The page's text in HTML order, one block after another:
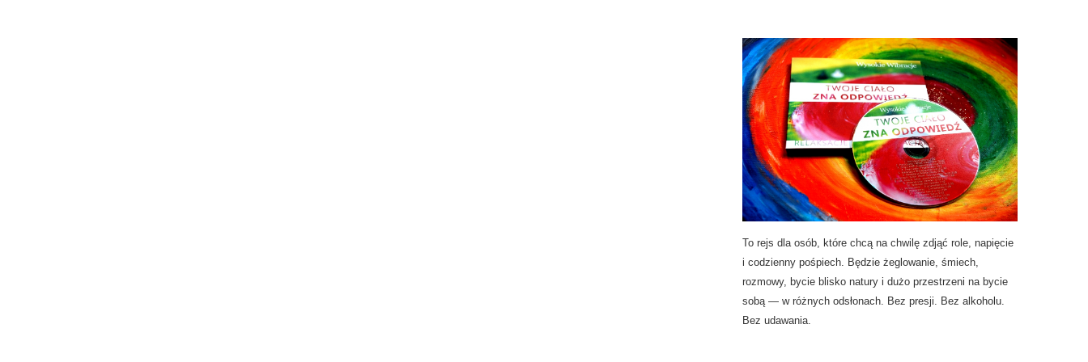
To rejs dla osób, które chcą na chwilę zdjąć role, napięcie
i codzienny pośpiech. Będzie żeglowanie, śmiech,
rozmowy, bycie blisko natury i dużo przestrzeni na bycie
sobą — w różnych odsłonach. Bez presji. Bez alkoholu.
Bez udawania.